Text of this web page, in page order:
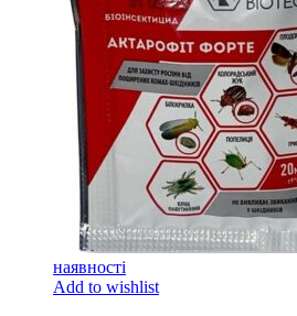
наявності
Add to wishlist